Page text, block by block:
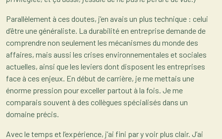
Parallèlement à ces doutes, j’en avais un plus technique : celui
d’être une généraliste. La durabilité en entreprise demande de
comprendre non seulement les mécanismes du monde des
affaires, mais aussi les crises environnementales et sociales
actuelles, ainsi que les leviers dont disposent les entreprises
face à ces enjeux. En début de carrière, je me mettais une
énorme pression pour exceller partout à la fois. Je me
comparais souvent à des collègues spécialisés dans un
domaine précis.
Avec le temps et l’expérience, j’ai fini par y voir plus clair. J’ai